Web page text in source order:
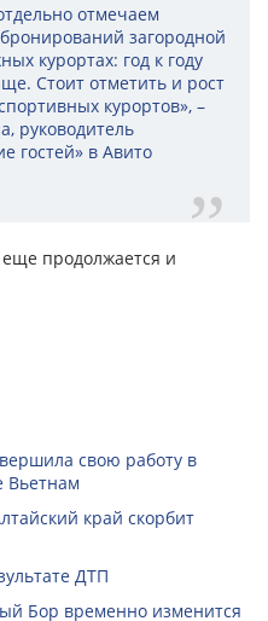
отмечаем
загородной
курортах: год к году
Стоит отметить и рост
курортов», –
руководитель
гостей» в Авито
продолжается и
свою работу в
Вьетнам
край скорбит
ДТП
Бор временно изменится